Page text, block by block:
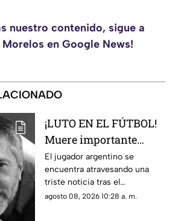
nuestro contenido, sigue a
en Google News!
¡LUTO EN EL FÚTBOL!
Muere importante
figura de la familia
MESSI; así dieron a
conocer la noticia
El jugador argentino se
encuentra atravesando una
triste noticia tras el
fallecimiento de su padre.
agosto 08, 2026 10:28 a. m.